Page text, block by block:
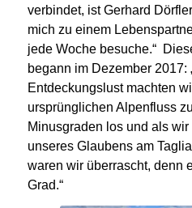
verbindet, ist Gerhard
mich zu einem
jede Woche besuche.“
begann im Dezember 2017:
Entdeckungslust machten
ursprünglichen Alpenfluss
Minusgraden los und als
unseres Glaubens am
waren wir überrascht, denn
Grad.“